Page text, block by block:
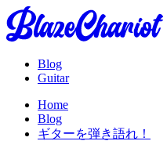
Blog
Guitar
Home
Blog
ギターを弾き語れ！